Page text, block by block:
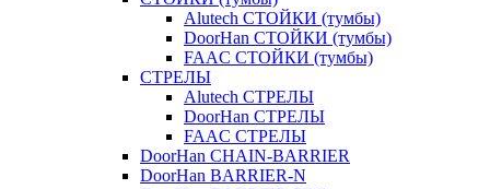
Alutech СТОЙКИ (тумбы)
DoorHan СТОЙКИ (тумбы)
FAAC СТОЙКИ (тумбы)
СТРЕЛЫ
Alutech СТРЕЛЫ
DoorHan СТРЕЛЫ
FAAC СТРЕЛЫ
DoorHan CHAIN-BARRIER
DoorHan BARRIER-N